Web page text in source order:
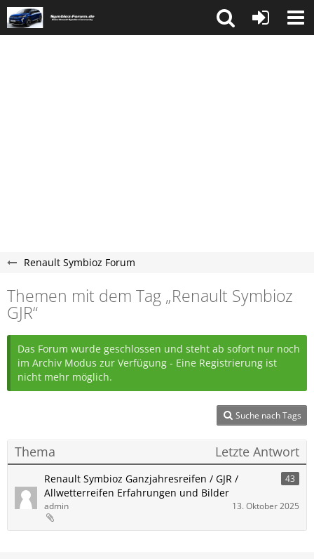
Renault Symbioz Forum
Themen mit dem Tag „Renault Symbioz
GJR“
Das Forum wurde geschlossen und steht ab sofort nur noch
im Archiv Modus zur Verfügung - Eine Registrierung ist
nicht mehr möglich.
Suche nach Tags
Thema Letzte Antwort
Renault Symbioz Ganzjahresreifen / GJR /
Allwetterreifen Erfahrungen und Bilder
43
admin 13. Oktober 2025